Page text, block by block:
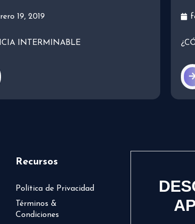
19, 2019
INTERMINABLE
Recursos
Política de Privacidad
Términos &
Condiciones